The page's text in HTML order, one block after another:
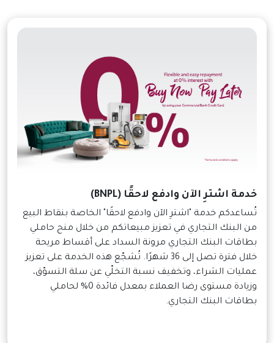
خدمة اشترِ الآن وادفع لاحقًا (BNPL)
تُساعدكم خدمة "اشترِ الآن وادفع لاحقًا" الخاصة بنقاط البيع
من البنك التجاري في تعزيز مبيعاتكم من خلال منح حاملي
بطاقات البنك التجاري مرونة السداد على أقساط مريحة
خلال فترة تصل إلى 36 شهرًا. تُشجّع هذه الخدمة على تعزيز
عمليات الشراء، وتخفيف نسبة التخلّي عن سلة التسوّق،
وزيادة مستوى رضا العملاء بمعدل فائدة 0% لحاملي
بطاقات البنك التجاري.